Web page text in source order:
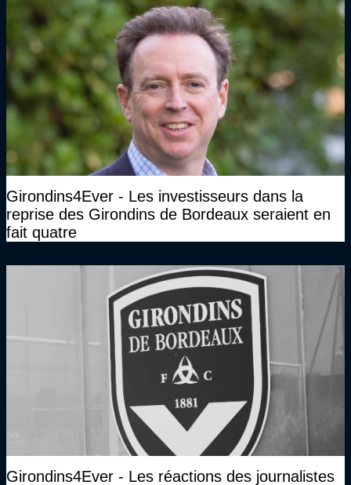
Girondins4Ever - Les investisseurs dans la
reprise des Girondins de Bordeaux seraient en
fait quatre
Girondins4Ever - Les réactions des journalistes